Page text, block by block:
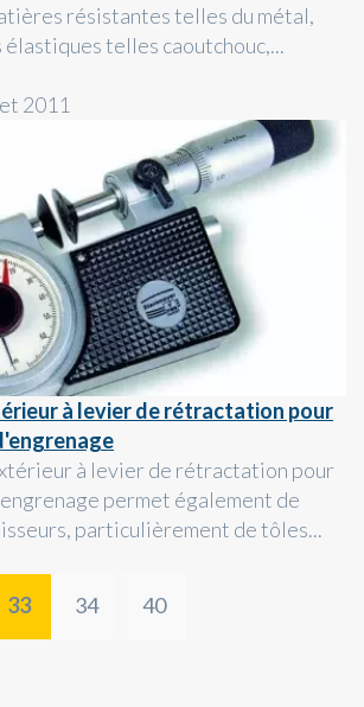
résistantes telles du métal,
élastiques telles caoutchouc,...
2011
à levier de rétractation pour
à levier de rétractation pour
permet également de
particulièrement de tôles...
33 34 40